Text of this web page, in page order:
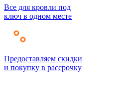
Все для кровли под
ключ в одном месте
Предоставляем скидки
и покупку в рассрочку